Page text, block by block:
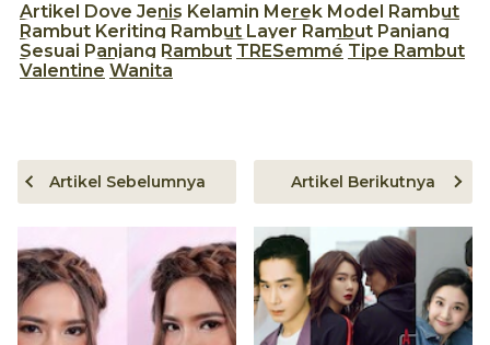
Artikel Dove Jenis Kelamin Merek Model Rambut
Rambut Keriting Rambut Layer Rambut Panjang
Sesuai Panjang Rambut TRESemmé Tipe Rambut
Valentine Wanita
Artikel Sebelumnya Artikel Berikutnya